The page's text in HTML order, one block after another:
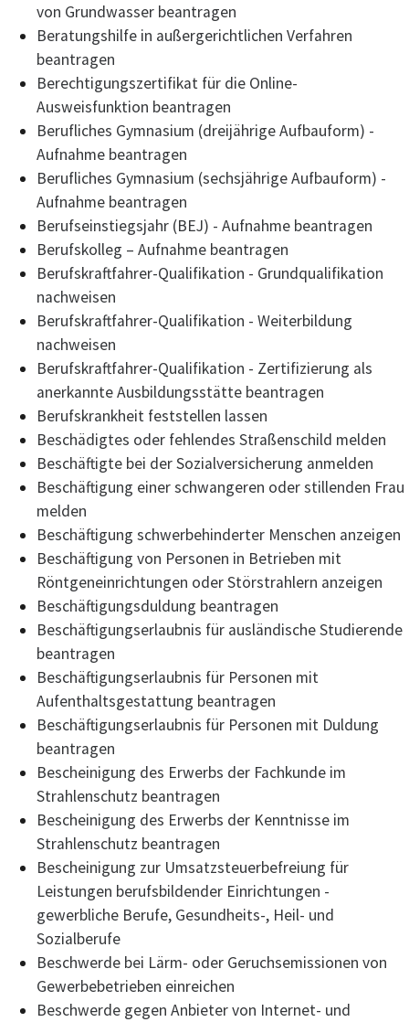
von Grundwasser beantragen
Beratungshilfe in außergerichtlichen Verfahren
beantragen
Berechtigungszertifikat für die Online-
Ausweisfunktion beantragen
Berufliches Gymnasium (dreijährige Aufbauform) -
Aufnahme beantragen
Berufliches Gymnasium (sechsjährige Aufbauform) -
Aufnahme beantragen
Berufseinstiegsjahr (BEJ) - Aufnahme beantragen
Berufskolleg – Aufnahme beantragen
Berufskraftfahrer-Qualifikation - Grundqualifikation
nachweisen
Berufskraftfahrer-Qualifikation - Weiterbildung
nachweisen
Berufskraftfahrer-Qualifikation - Zertifizierung als
anerkannte Ausbildungsstätte beantragen
Berufskrankheit feststellen lassen
Beschädigtes oder fehlendes Straßenschild melden
Beschäftigte bei der Sozialversicherung anmelden
Beschäftigung einer schwangeren oder stillenden Frau
melden
Beschäftigung schwerbehinderter Menschen anzeigen
Beschäftigung von Personen in Betrieben mit
Röntgeneinrichtungen oder Störstrahlern anzeigen
Beschäftigungsduldung beantragen
Beschäftigungserlaubnis für ausländische Studierende
beantragen
Beschäftigungserlaubnis für Personen mit
Aufenthaltsgestattung beantragen
Beschäftigungserlaubnis für Personen mit Duldung
beantragen
Bescheinigung des Erwerbs der Fachkunde im
Strahlenschutz beantragen
Bescheinigung des Erwerbs der Kenntnisse im
Strahlenschutz beantragen
Bescheinigung zur Umsatzsteuerbefreiung für
Leistungen berufsbildender Einrichtungen -
gewerbliche Berufe, Gesundheits-, Heil- und
Sozialberufe
Beschwerde bei Lärm- oder Geruchsemissionen von
Gewerbebetrieben einreichen
Beschwerde gegen Anbieter von Internet- und